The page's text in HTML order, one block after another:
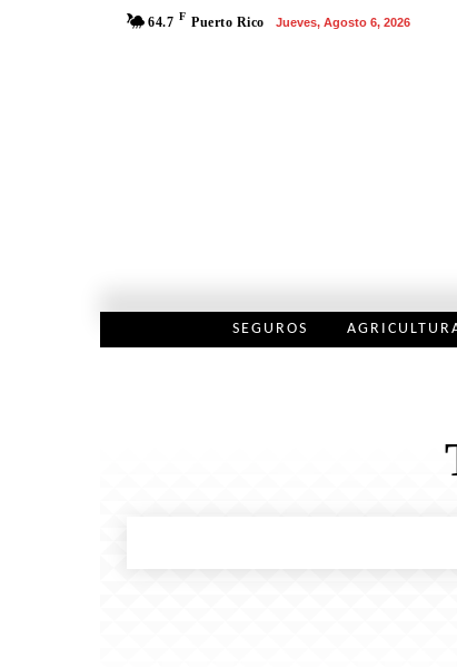
64.7 F Puerto Rico Jueves, Agosto 6, 2026
SEGUROS